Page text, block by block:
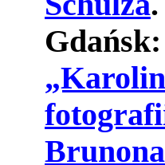
Gdańsk: